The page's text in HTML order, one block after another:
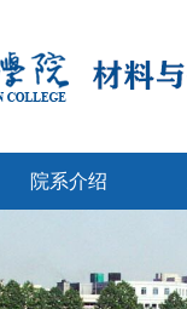
院系介绍